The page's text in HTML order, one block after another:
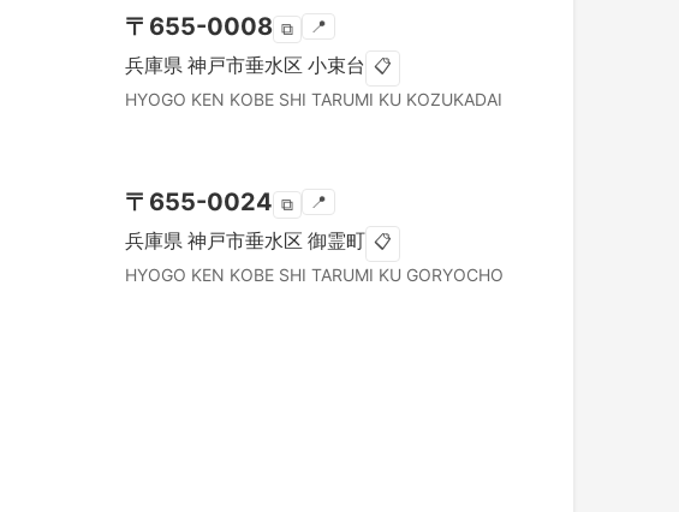
〒 655-0008 ⧉ 📍
兵庫県 神戸市垂水区 小束台 📋
HYOGO KEN KOBE SHI TARUMI KU KOZUKADAI
〒 655-0024 ⧉ 📍
兵庫県 神戸市垂水区 御霊町 📋
HYOGO KEN KOBE SHI TARUMI KU GORYOCHO